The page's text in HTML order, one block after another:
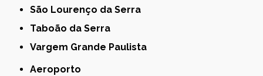
São Lourenço da Serra
Taboão da Serra
Vargem Grande Paulista
Aeroporto